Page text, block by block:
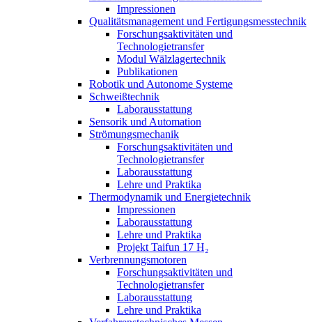
Impressionen
Qualitätsmanagement und Fertigungsmesstechnik
Forschungsaktivitäten und
Technologietransfer
Modul Wälzlagertechnik
Publikationen
Robotik und Autonome Systeme
Schweißtechnik
Laborausstattung
Sensorik und Automation
Strömungsmechanik
Forschungsaktivitäten und
Technologietransfer
Laborausstattung
Lehre und Praktika
Thermodynamik und Energietechnik
Impressionen
Laborausstattung
Lehre und Praktika
Projekt Taifun 17 H₂
Verbrennungsmotoren
Forschungsaktivitäten und
Technologietransfer
Laborausstattung
Lehre und Praktika